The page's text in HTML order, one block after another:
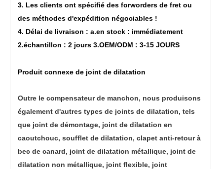
3. Les clients ont spécifié des forworders de fret ou
des méthodes d'expédition négociables !
4. Délai de livraison : a.en stock : immédiatement
2.échantillon : 2 jours 3.OEM/ODM : 3-15 JOURS
Produit connexe de joint de dilatation
Outre le compensateur de manchon, nous produisons
également d'autres types de joints de dilatation, tels
que joint de démontage, joint de dilatation en
caoutchouc, soufflet de dilatation, clapet anti-retour à
bec de canard, joint de dilatation métallique, joint de
dilatation non métallique, joint flexible, joint